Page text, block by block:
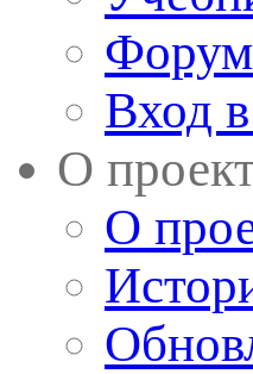
Вход
О
О